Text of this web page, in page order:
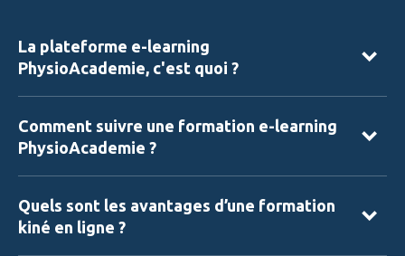
La plateforme e-learning
PhysioAcademie, c'est quoi ?
Comment suivre une formation e-learning
PhysioAcademie ?
Quels sont les avantages d’une formation
kiné en ligne ?